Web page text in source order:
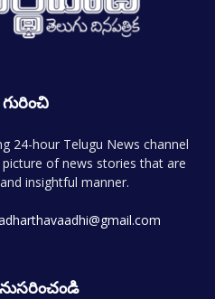
24-hour Telugu News channel
of news stories that are
insightful manner.